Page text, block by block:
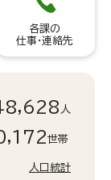
各課の
仕事・連絡先
人
世帯
人口統計